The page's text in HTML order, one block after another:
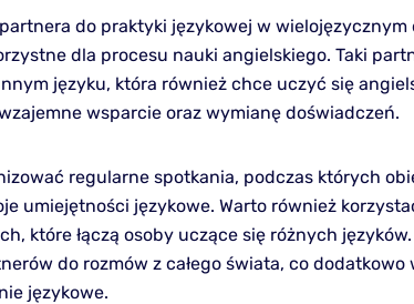
do praktyki językowej w wielojęzycznym
dla procesu nauki angielskiego. Taki
języku, która również chce uczyć się
wsparcie oraz wymianę doświadczeń.
regularne spotkania, podczas których
umiejętności językowe. Warto również
które łączą osoby uczące się różnych
do rozmów z całego świata, co dodatkowo
językowe.